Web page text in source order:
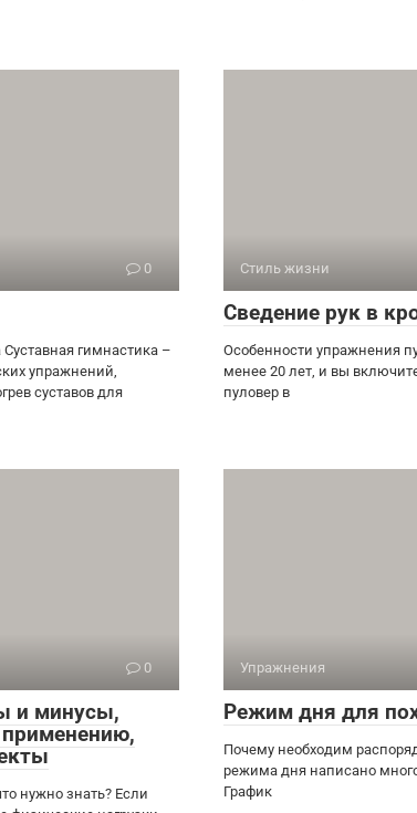
0
гимнастика –
упражнений,
суставов для
Стиль жизни
Сведение рук в
Особенности упражнения
менее 20 лет, и вы
пуловер в
0
и минусы,
нужно знать? Если
Упражнения
Режим дня для
Почему необходим
режима дня написано
График